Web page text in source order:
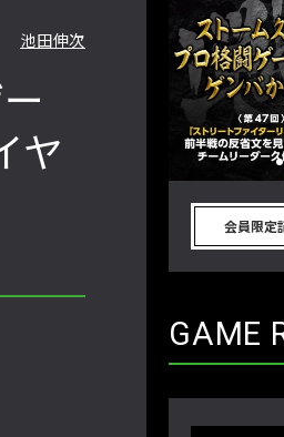
池田伸次
ヤ
2022」前半
い！ チームリ
会員限定
GAME